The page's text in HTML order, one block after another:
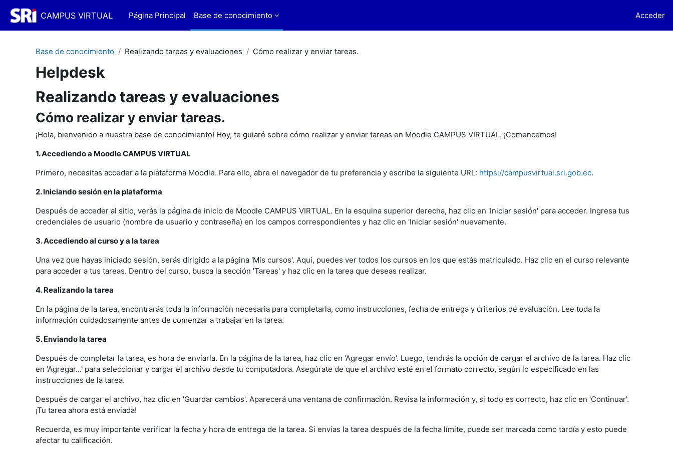
CAMPUS VIRTUAL Página Principal Base de conocimiento Acceder
Base de conocimiento Realizando tareas y evaluaciones Cómo realizar y enviar tareas.
Helpdesk
Realizando tareas y evaluaciones
Cómo realizar y enviar tareas.
¡Hola, bienvenido a nuestra base de conocimiento! Hoy, te guiaré sobre cómo realizar y enviar tareas en Moodle CAMPUS VIRTUAL. ¡Comencemos!
1. Accediendo a Moodle CAMPUS VIRTUAL
Primero, necesitas acceder a la plataforma Moodle. Para ello, abre el navegador de tu preferencia y escribe la siguiente URL: https://campusvirtual.sri.gob.ec.
2. Iniciando sesión en la plataforma
Después de acceder al sitio, verás la página de inicio de Moodle CAMPUS VIRTUAL. En la esquina superior derecha, haz clic en 'Iniciar sesión' para acceder. Ingresa tus
credenciales de usuario (nombre de usuario y contraseña) en los campos correspondientes y haz clic en 'Iniciar sesión' nuevamente.
3. Accediendo al curso y a la tarea
Una vez que hayas iniciado sesión, serás dirigido a la página 'Mis cursos'. Aquí, puedes ver todos los cursos en los que estás matriculado. Haz clic en el curso relevante
para acceder a tus tareas. Dentro del curso, busca la sección 'Tareas' y haz clic en la tarea que deseas realizar.
4. Realizando la tarea
En la página de la tarea, encontrarás toda la información necesaria para completarla, como instrucciones, fecha de entrega y criterios de evaluación. Lee toda la
información cuidadosamente antes de comenzar a trabajar en la tarea.
5. Enviando la tarea
Después de completar la tarea, es hora de enviarla. En la página de la tarea, haz clic en 'Agregar envío'. Luego, tendrás la opción de cargar el archivo de la tarea. Haz clic
en 'Agregar...' para seleccionar y cargar el archivo desde tu computadora. Asegúrate de que el archivo esté en el formato correcto, según lo especificado en las
instrucciones de la tarea.
Después de cargar el archivo, haz clic en 'Guardar cambios'. Aparecerá una ventana de confirmación. Revisa la información y, si todo es correcto, haz clic en 'Continuar'.
¡Tu tarea ahora está enviada!
Recuerda, es muy importante verificar la fecha y hora de entrega de la tarea. Si envías la tarea después de la fecha límite, puede ser marcada como tardía y esto puede
afectar tu calificación.